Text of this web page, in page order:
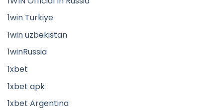
1win Turkiye
1win uzbekistan
1winRussia
1xbet
1xbet apk
1xbet Argentina